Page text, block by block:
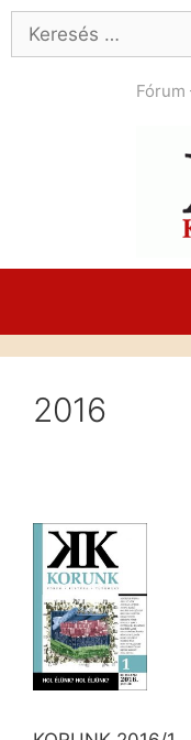
Kilépés
Keresés:
Fórum
2016